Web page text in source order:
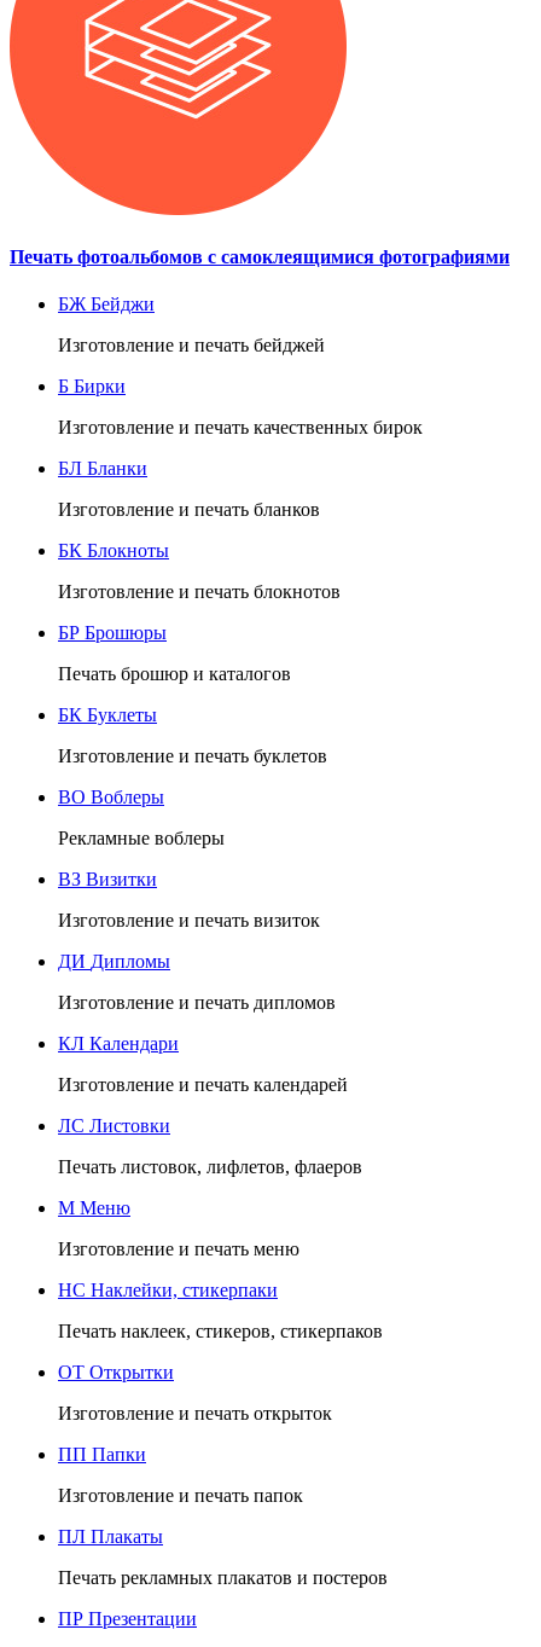
Печать фотоальбомов с самоклеящимися фотографиями
БЖ Бейджи
Изготовление и печать бейджей
Б Бирки
Изготовление и печать качественных бирок
БЛ Бланки
Изготовление и печать бланков
БК Блокноты
Изготовление и печать блокнотов
БР Брошюры
Печать брошюр и каталогов
БК Буклеты
Изготовление и печать буклетов
ВО Воблеры
Рекламные воблеры
ВЗ Визитки
Изготовление и печать визиток
ДИ Дипломы
Изготовление и печать дипломов
КЛ Календари
Изготовление и печать календарей
ЛС Листовки
Печать листовок, лифлетов, флаеров
М Меню
Изготовление и печать меню
НС Наклейки, стикерпаки
Печать наклеек, стикеров, стикерпаков
ОТ Открытки
Изготовление и печать открыток
ПП Папки
Изготовление и печать папок
ПЛ Плакаты
Печать рекламных плакатов и постеров
ПР Презентации